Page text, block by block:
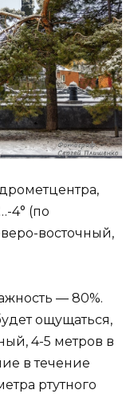
4° (по
восточный,
— 80%.
ощущаться,
4-5 метров в
в течение
ртутного